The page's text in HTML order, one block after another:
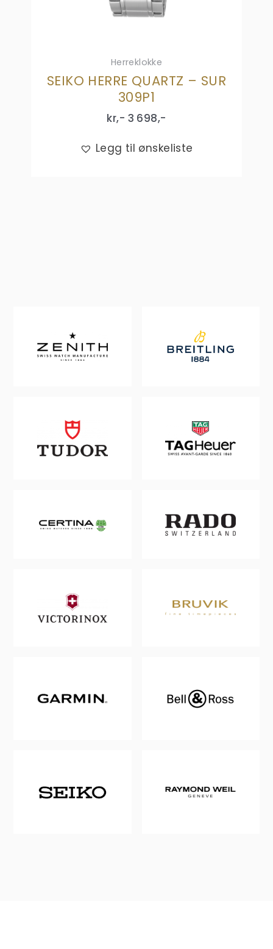
Herreklokke
SEIKO HERRE QUARTZ – SUR
309P1
kr,- 3 698,-
Legg til ønskeliste